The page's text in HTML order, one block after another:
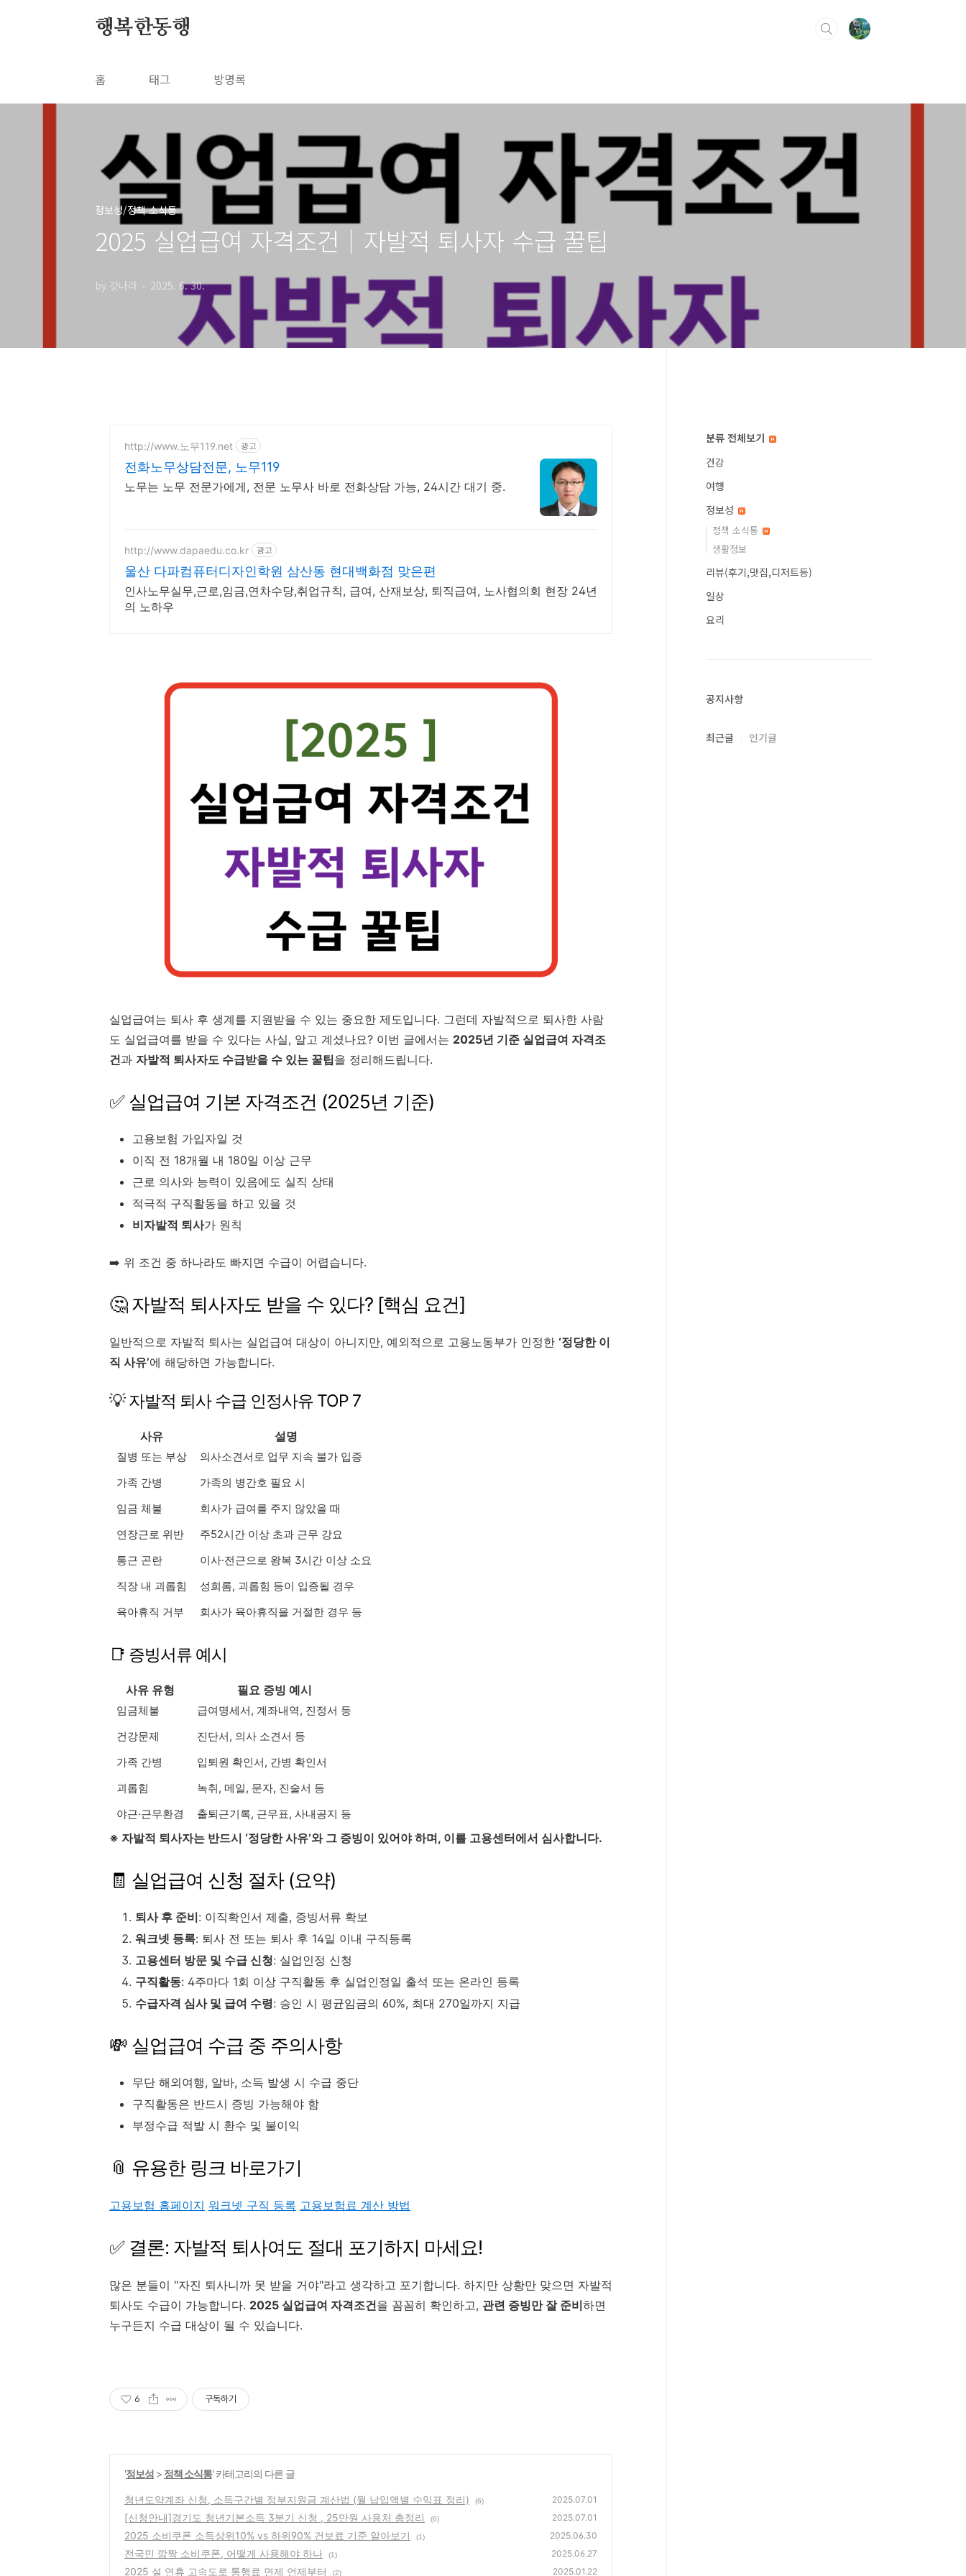
행복한동행
홈 태그 방명록
정보성/정책 소식통
2025 실업급여 자격조건｜자발적 퇴사자 수급 꿀팁
by 갓나라 2025. 6. 30.
http://www.노무119.net 광고
전화노무상담전문, 노무119
노무는 노무 전문가에게, 전문 노무사 바로 전화상담 가능, 24시간 대기 중.
http://www.dapaedu.co.kr 광고
울산 다파컴퓨터디자인학원 삼산동 현대백화점 맞은편
인사노무실무,근로,임금,연차수당,취업규칙, 급여, 산재보상, 퇴직급여, 노사협의회 현장 24년
의 노하우
실업급여는 퇴사 후 생계를 지원받을 수 있는 중요한 제도입니다. 그런데 자발적으로 퇴사한 사람
도 실업급여를 받을 수 있다는 사실, 알고 계셨나요? 이번 글에서는 2025년 기준 실업급여 자격조
건과 자발적 퇴사자도 수급받을 수 있는 꿀팁을 정리해드립니다.
✅ 실업급여 기본 자격조건 (2025년 기준)
고용보험 가입자일 것
이직 전 18개월 내 180일 이상 근무
근로 의사와 능력이 있음에도 실직 상태
적극적 구직활동을 하고 있을 것
비자발적 퇴사가 원칙
➡️ 위 조건 중 하나라도 빠지면 수급이 어렵습니다.
🤔 자발적 퇴사자도 받을 수 있다? [핵심 요건]
일반적으로 자발적 퇴사는 실업급여 대상이 아니지만, 예외적으로 고용노동부가 인정한 ‘정당한 이
직 사유’에 해당하면 가능합니다.
💡 자발적 퇴사 수급 인정사유 TOP 7
사유 설명
질병 또는 부상
의사소견서로 업무 지속 불가 입증
가족 간병
가족의 병간호 필요 시
임금 체불
회사가 급여를 주지 않았을 때
연장근로 위반
주52시간 이상 초과 근무 강요
통근 곤란
이사·전근으로 왕복 3시간 이상 소요
직장 내 괴롭힘
성희롬, 괴롭힘 등이 입증될 경우
육아휴직 거부
회사가 육아휴직을 거절한 경우 등
📑 증빙서류 예시
사유 유형 필요 증빙 예시
임금체불
급여명세서, 계좌내역, 진정서 등
건강문제
진단서, 의사 소견서 등
가족 간병
입퇴원 확인서, 간병 확인서
괴롭힘
녹취, 메일, 문자, 진술서 등
야근·근무환경
출퇴근기록, 근무표, 사내공지 등
※ 자발적 퇴사자는 반드시 ‘정당한 사유’와 그 증빙이 있어야 하며, 이를 고용센터에서 심사합니다.
🧾 실업급여 신청 절차 (요약)
퇴사 후 준비: 이직확인서 제출, 증빙서류 확보
워크넷 등록: 퇴사 전 또는 퇴사 후 14일 이내 구직등록
고용센터 방문 및 수급 신청: 실업인정 신청
구직활동: 4주마다 1회 이상 구직활동 후 실업인정일 출석 또는 온라인 등록
수급자격 심사 및 급여 수령: 승인 시 평균임금의 60%, 최대 270일까지 지급
💸 실업급여 수급 중 주의사항
무단 해외여행, 알바, 소득 발생 시 수급 중단
구직활동은 반드시 증빙 가능해야 함
부정수급 적발 시 환수 및 불이익
📎 유용한 링크 바로가기
고용보험 홈페이지 워크넷 구직 등록 고용보험료 계산 방법
✅ 결론: 자발적 퇴사여도 절대 포기하지 마세요!
많은 분들이 "자진 퇴사니까 못 받을 거야"라고 생각하고 포기합니다. 하지만 상황만 맞으면 자발적
퇴사도 수급이 가능합니다. 2025 실업급여 자격조건을 꼼꼼히 확인하고, 관련 증빙만 잘 준비하면
누구든지 수급 대상이 될 수 있습니다.
6 구독하기
'정보성 > 정책 소식통' 카테고리의 다른 글
청년도약계좌 신청, 소득구간별 정부지원금 계산법 (월 납입액별 수익표 정리) (6) 2025.07.01
[신청안내]경기도 청년기본소득 3분기 신청 , 25만원 사용처 총정리 (6) 2025.07.01
2025 소비쿠폰 소득상위10% vs 하위90% 건보료 기준 알아보기 (1) 2025.06.30
전국민 깜짝 소비쿠폰, 어떻게 사용해야 하나 (1) 2025.06.27
2025 설 연휴 고속도로 통행료 면제 언제부터 (2) 2025.01.22
분류 전체보기
건강
여행
정보성
정책 소식통
생활정보
리뷰(후기,맛집,디저트등)
일상
요리
공지사항
최근글 인기글